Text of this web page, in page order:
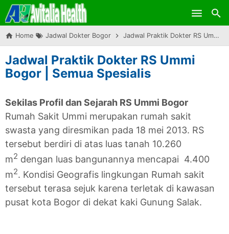
Skip to main content
Home Jadwal Dokter Bogor Jadwal Praktik Dokter RS Ummi Bogor | Semua Spesialis
Jadwal Praktik Dokter RS Ummi
Bogor | Semua Spesialis
Sekilas Profil dan Sejarah RS Ummi Bogor
Rumah Sakit Ummi merupakan rumah sakit
swasta yang diresmikan pada 18 mei 2013. RS
tersebut berdiri di atas luas tanah 10.260
m2 dengan luas bangunannya mencapai 4.400
m2. Kondisi Geografis lingkungan Rumah sakit
tersebut terasa sejuk karena terletak di kawasan
pusat kota Bogor di dekat kaki Gunung Salak.